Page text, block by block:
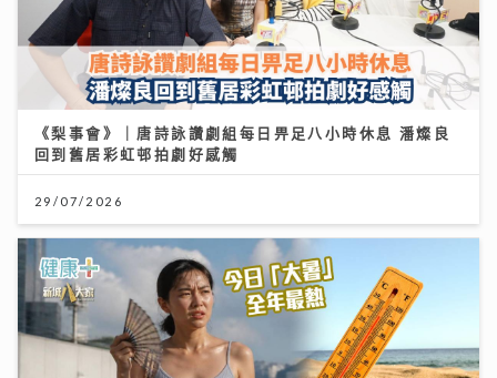
《梨事會》｜唐詩詠讚劇組每日畀足八小時休息 潘燦良
回到舊居彩虹邨拍劇好感觸
29/07/2026